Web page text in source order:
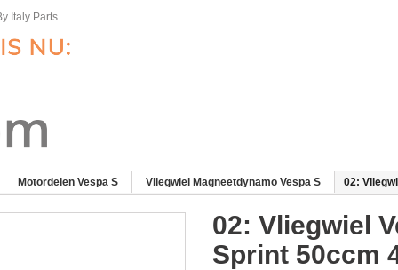
Italy Parts
Motordelen Vespa S Vliegwiel Magneetdynamo Vespa S 02:
02: Vliegwiel
Sprint 50ccm